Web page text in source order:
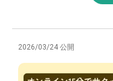
2026/03/24 公開